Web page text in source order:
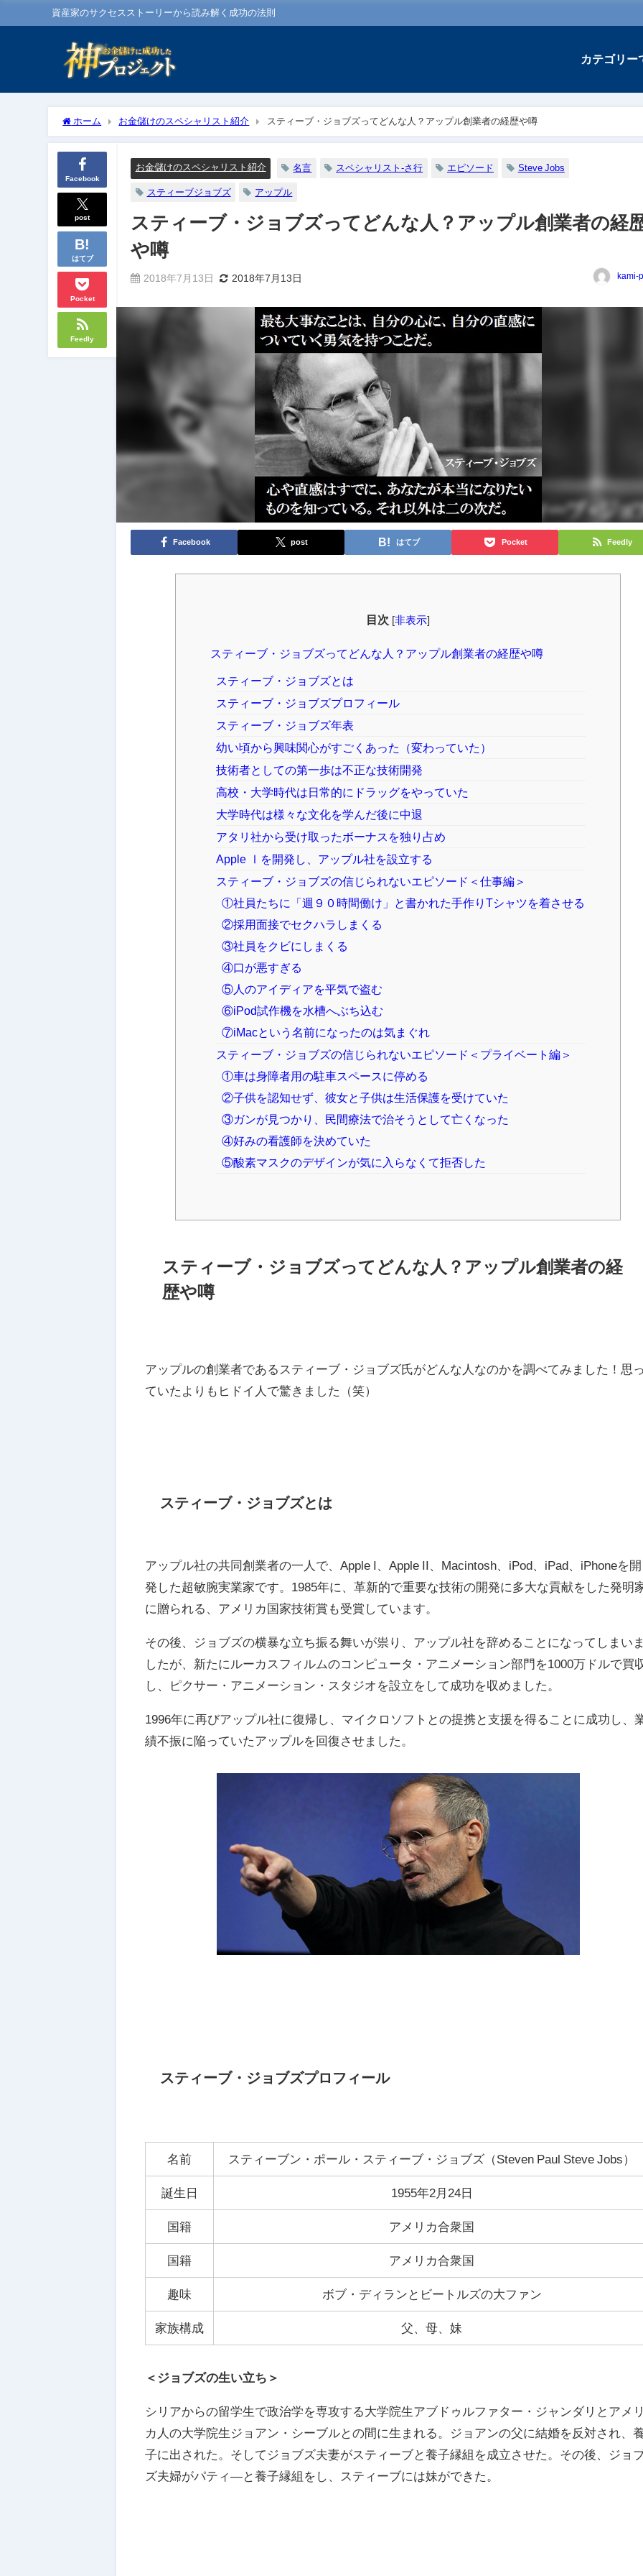
資産家のサクセスストーリーから読み解く成功の法則
カテゴリー
ホーム お金儲けのスペシャリスト紹介 スティーブ・ジョブズってどんな人？アップル創業者の経歴や噂
Facebook
post
はてブ
Pocket
Feedly
お金儲けのスペシャリスト紹介 名言 スペシャリスト-さ行 エピソード Steve Jobs
スティーブジョブズ アップル
スティーブ・ジョブズってどんな人？アップル創業者の経
や噂
2018年7月13日 2018年7月13日 kami-
Facebook post はてブ Pocket Feedly
目次 [非表示]
スティーブ・ジョブズってどんな人？アップル創業者の経歴や噂
スティーブ・ジョブズとは
スティーブ・ジョブズプロフィール
スティーブ・ジョブズ年表
幼い頃から興味関心がすごくあった（変わっていた）
技術者としての第一歩は不正な技術開発
高校・大学時代は日常的にドラッグをやっていた
大学時代は様々な文化を学んだ後に中退
アタリ社から受け取ったボーナスを独り占め
Apple Ⅰを開発し、アップル社を設立する
スティーブ・ジョブズの信じられないエピソード＜仕事編＞
①社員たちに「週９０時間働け」と書かれた手作りTシャツを着させる
②採用面接でセクハラしまくる
③社員をクビにしまくる
④口が悪すぎる
⑤人のアイディアを平気で盗む
⑥iPod試作機を水槽へぶち込む
⑦iMacという名前になったのは気まぐれ
スティーブ・ジョブズの信じられないエピソード＜プライベート編＞
①車は身障者用の駐車スペースに停める
②子供を認知せず、彼女と子供は生活保護を受けていた
③ガンが見つかり、民間療法で治そうとして亡くなった
④好みの看護師を決めていた
⑤酸素マスクのデザインが気に入らなくて拒否した
スティーブ・ジョブズってどんな人？アップル創業者の経
歴や噂
アップルの創業者であるスティーブ・ジョブズ氏がどんな人なのかを調べてみました！思っ
ていたよりもヒドイ人で驚きました（笑）
スティーブ・ジョブズとは
アップル社の共同創業者の一人で、Apple I、Apple II、Macintosh、iPod、iPad、iPhoneを開
発した超敏腕実業家です。1985年に、革新的で重要な技術の開発に多大な貢献をした発明
に贈られる、アメリカ国家技術賞も受賞しています。
その後、ジョブズの横暴な立ち振る舞いが祟り、アップル社を辞めることになってしまいま
したが、新たにルーカスフィルムのコンピュータ・アニメーション部門を1000万ドルで買
し、ピクサー・アニメーション・スタジオを設立をして成功を収めました。
1996年に再びアップル社に復帰し、マイクロソフトとの提携と支援を得ることに成功し、
績不振に陥っていたアップルを回復させました。
スティーブ・ジョブズプロフィール
名前 スティーブン・ポール・スティーブ・ジョブズ（Steven Paul Steve Jobs）
誕生日 1955年2月24日
国籍 アメリカ合衆国
国籍 アメリカ合衆国
趣味 ボブ・ディランとビートルズの大ファン
家族構成 父、母、妹
＜ジョブズの生い立ち＞
シリアからの留学生で政治学を専攻する大学院生アブドゥルファター・ジャンダリとアメリ
カ人の大学院生ジョアン・シーブルとの間に生まれる。ジョアンの父に結婚を反対され、
子に出された。そしてジョブズ夫妻がスティーブと養子縁組を成立させた。その後、ジョ
ズ夫婦がパティ―と養子縁組をし、スティーブには妹ができた。